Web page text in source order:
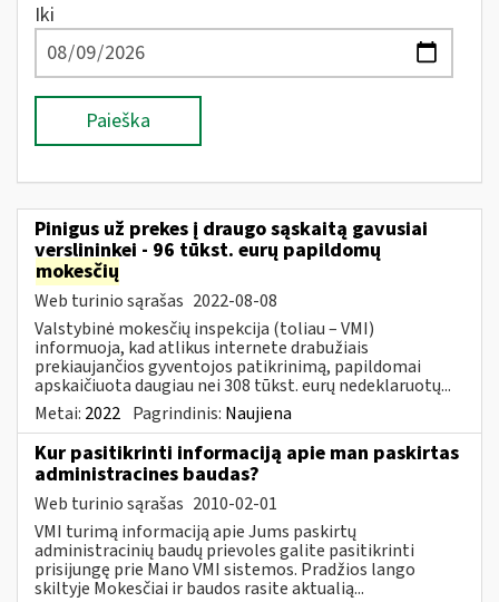
Iki
Paieška
Pinigus už prekes į draugo sąskaitą gavusiai
verslininkei - 96 tūkst. eurų papildomų
mokesčių
Web turinio sąrašas 2022-08-08
Valstybinė mokesčių inspekcija (toliau – VMI)
informuoja, kad atlikus internete drabužiais
prekiaujančios gyventojos patikrinimą, papildomai
apskaičiuota daugiau nei 308 tūkst. eurų nedeklaruotų...
Metai: 2022 Pagrindinis: Naujiena
Kur pasitikrinti informaciją apie man paskirtas
administracines baudas?
Web turinio sąrašas 2010-02-01
VMI turimą informaciją apie Jums paskirtų
administracinių baudų prievoles galite pasitikrinti
prisijungę prie Mano VMI sistemos. Pradžios lango
skiltyje Mokesčiai ir baudos rasite aktualią...